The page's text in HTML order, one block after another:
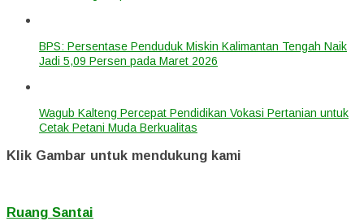
BPS: Persentase Penduduk Miskin Kalimantan Tengah Naik
Jadi 5,09 Persen pada Maret 2026
Wagub Kalteng Percepat Pendidikan Vokasi Pertanian untuk
Cetak Petani Muda Berkualitas
Klik Gambar untuk mendukung kami
Ruang Santai